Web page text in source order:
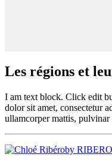
Les régions et
I am text block. Click edit
dolor sit amet, consectetur
ullamcorper mattis, pulvinar
by